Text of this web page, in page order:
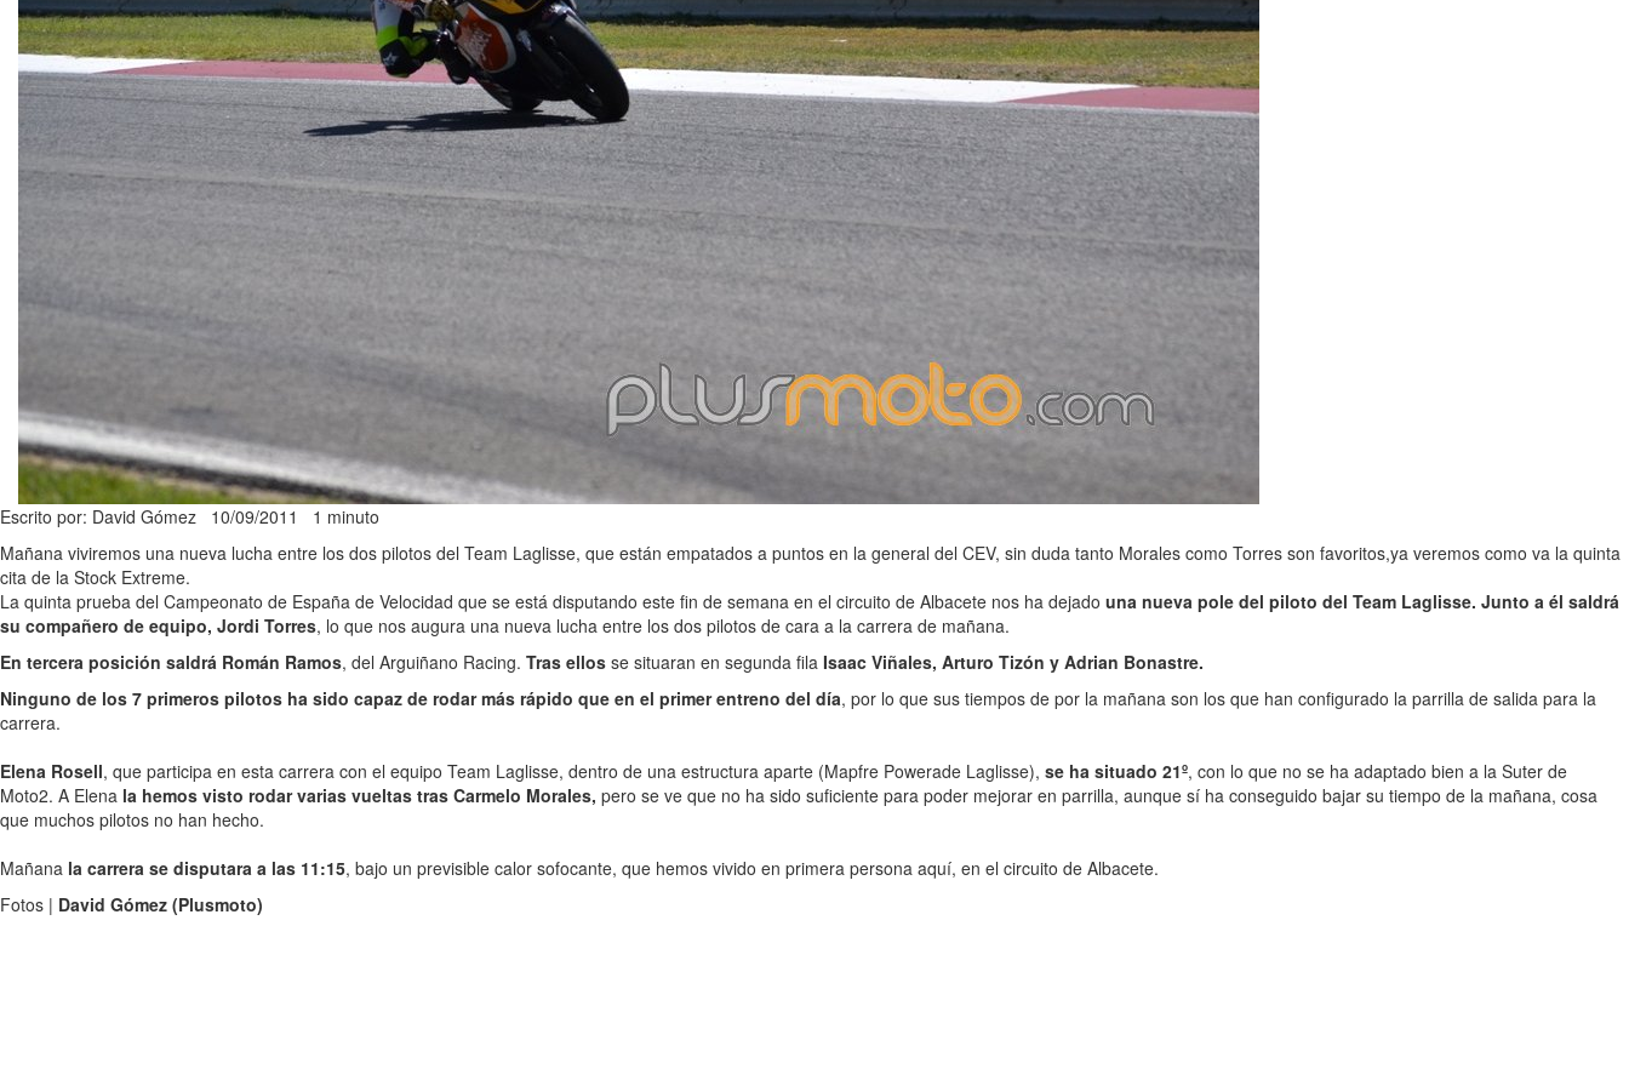
Escrito por: David Gómez 10/09/2011 1 minuto
Mañana viviremos una nueva lucha entre los dos pilotos del Team Laglisse, que están empatados a puntos en la general del CEV, sin duda tanto Morales como Torres son favoritos,ya veremos como va la quinta
cita de la Stock Extreme.
La quinta prueba del Campeonato de España de Velocidad que se está disputando este fin de semana en el circuito de Albacete nos ha dejado una nueva pole del piloto del Team Laglisse. Junto a él saldrá
su compañero de equipo, Jordi Torres, lo que nos augura una nueva lucha entre los dos pilotos de cara a la carrera de mañana.
En tercera posición saldrá Román Ramos, del Arguiñano Racing. Tras ellos se situaran en segunda fila Isaac Viñales, Arturo Tizón y Adrian Bonastre.
Ninguno de los 7 primeros pilotos ha sido capaz de rodar más rápido que en el primer entreno del día, por lo que sus tiempos de por la mañana son los que han configurado la parrilla de salida para la
carrera.
Elena Rosell, que participa en esta carrera con el equipo Team Laglisse, dentro de una estructura aparte (Mapfre Powerade Laglisse), se ha situado 21º, con lo que no se ha adaptado bien a la Suter de
Moto2. A Elena la hemos visto rodar varias vueltas tras Carmelo Morales, pero se ve que no ha sido suficiente para poder mejorar en parrilla, aunque sí ha conseguido bajar su tiempo de la mañana, cosa
que muchos pilotos no han hecho.
Mañana la carrera se disputara a las 11:15, bajo un previsible calor sofocante, que hemos vivido en primera persona aquí, en el circuito de Albacete.
Fotos | David Gómez (Plusmoto)